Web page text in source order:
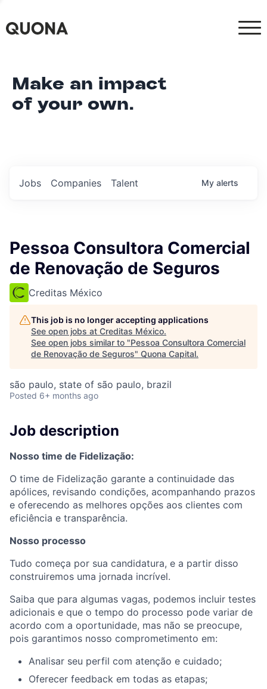
Make an impact
of your own.
Jobs Companies Talent My alerts
Pessoa Consultora Comercial
de Renovação de Seguros
Creditas México
This job is no longer accepting applications
See open jobs at Creditas México.
See open jobs similar to "Pessoa Consultora Comercial
de Renovação de Seguros" Quona Capital.
são paulo, state of são paulo, brazil
Posted 6+ months ago
Job description
Nosso time de Fidelização:
O time de Fidelização garante a continuidade das
apólices, revisando condições, acompanhando prazos
e oferecendo as melhores opções aos clientes com
eficiência e transparência.
Nosso processo
Tudo começa por sua candidatura, e a partir disso
construiremos uma jornada incrível.
Saiba que para algumas vagas, podemos incluir testes
adicionais e que o tempo do processo pode variar de
acordo com a oportunidade, mas não se preocupe,
pois garantimos nosso comprometimento em:
Analisar seu perfil com atenção e cuidado;
Oferecer feedback em todas as etapas;